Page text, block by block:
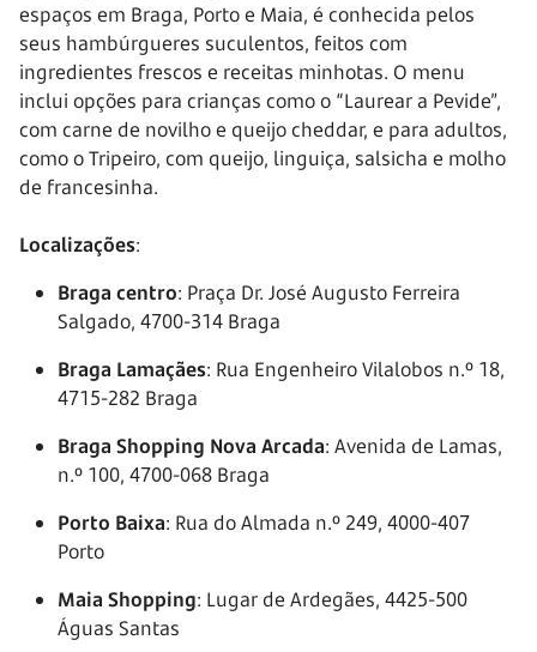
espaços em Braga, Porto e Maia, é conhecida pelos
seus hambúrgueres suculentos, feitos com
ingredientes frescos e receitas minhotas. O menu
inclui opções para crianças como o “Laurear a Pevide”,
com carne de novilho e queijo cheddar, e para adultos,
como o Tripeiro, com queijo, linguiça, salsicha e molho
de francesinha.
Localizações:
Braga centro: Praça Dr. José Augusto Ferreira
Salgado, 4700-314 Braga
Braga Lamaçães: Rua Engenheiro Vilalobos n.º 18,
4715-282 Braga
Braga Shopping Nova Arcada: Avenida de Lamas,
n.º 100, 4700-068 Braga
Porto Baixa: Rua do Almada n.º 249, 4000-407
Porto
Maia Shopping: Lugar de Ardegães, 4425-500
Águas Santas